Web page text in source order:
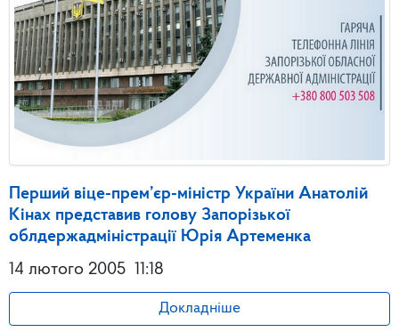
Перший віце-прем’єр-міністр України Анатолій
Кінах представив голову Запорізької
облдержадміністрації Юрія Артеменка
14 лютого 2005 11:18
Докладніше